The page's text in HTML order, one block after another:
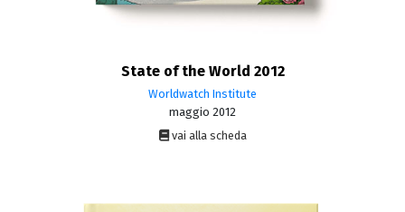
State of the World 2012
Worldwatch Institute
maggio 2012
vai alla scheda